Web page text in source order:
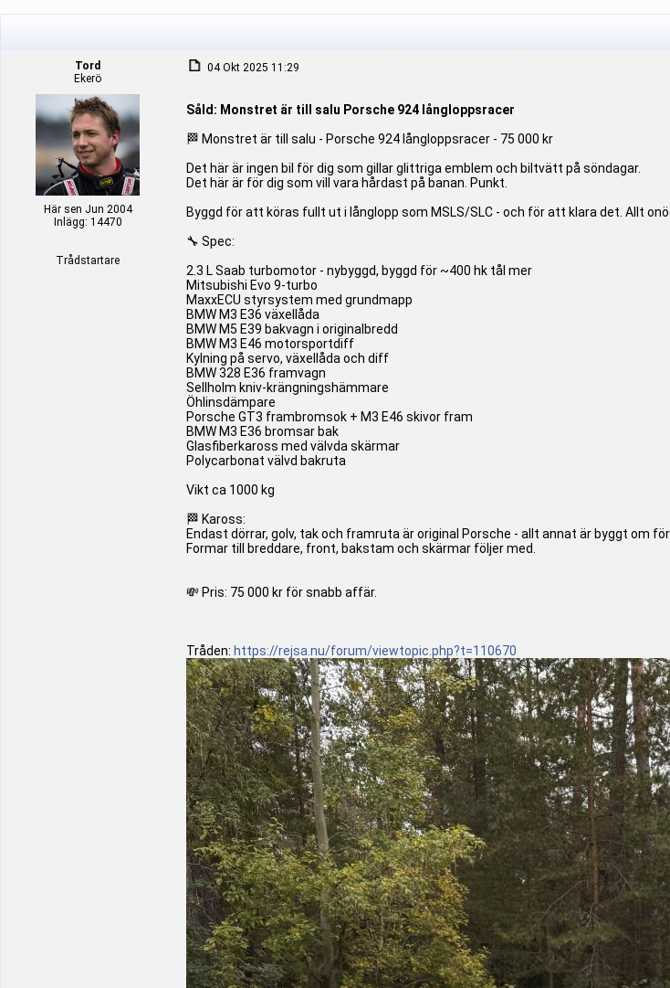
Tord
Ekerö
Här sen Jun 2004
Inlägg: 14470
Trådstartare
04 Okt 2025 11:29
Såld: Monstret är till salu Porsche 924 långloppsracer
🏁 Monstret är till salu - Porsche 924 långloppsracer - 75 000 kr
Det här är ingen bil för dig som gillar glittriga emblem och biltvätt på söndagar.
Det här är för dig som vill vara hårdast på banan. Punkt.
Byggd för att köras fullt ut i långlopp som MSLS/SLC - och för att klara det. Allt
🔧 Spec:
2.3 L Saab turbomotor - nybyggd, byggd för ~400 hk tål mer
Mitsubishi Evo 9-turbo
MaxxECU styrsystem med grundmapp
BMW M3 E36 växellåda
BMW M5 E39 bakvagn i originalbredd
BMW M3 E46 motorsportdiff
Kylning på servo, växellåda och diff
BMW 328 E36 framvagn
Sellholm kniv-krängningshämmare
Öhlinsdämpare
Porsche GT3 frambromsok + M3 E46 skivor fram
BMW M3 E36 bromsar bak
Glasfiberkaross med välvda skärmar
Polycarbonat välvd bakruta
Vikt ca 1000 kg
🏁 Kaross:
Endast dörrar, golv, tak och framruta är original Porsche - allt annat är byggt om för
Formar till breddare, front, bakstam och skärmar följer med.
💸 Pris: 75 000 kr för snabb affär.
Tråden: https://rejsa.nu/forum/viewtopic.php?t=110670